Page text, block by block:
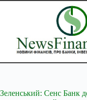
Перейти
Зеленський: Сенс Банк